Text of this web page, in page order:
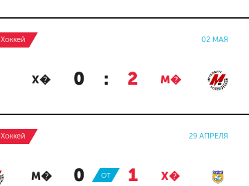
Хоккей 02 МАЯ
Х� 0 : 2 М�
Хоккей 29 АПРЕЛЯ
М� 0 : 1 Х�
ОТ